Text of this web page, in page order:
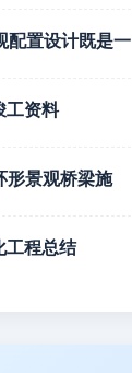
配置设计既是一
工资料
形景观桥梁施
工程总结